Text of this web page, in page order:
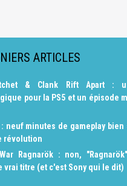
ARTICLES
& Clank Rift Apart :
pour la PS5 et un épisode
: neuf minutes de gameplay
révolution
Ragnarök : non,
vrai titre (et c'est Sony qui le dit)